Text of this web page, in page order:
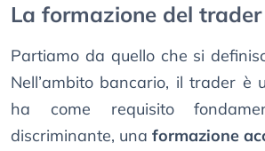
La formazione del
Partiamo da quello che si
Nell’ambito bancario, il trader è
ha come requisito
discriminante, una formazione